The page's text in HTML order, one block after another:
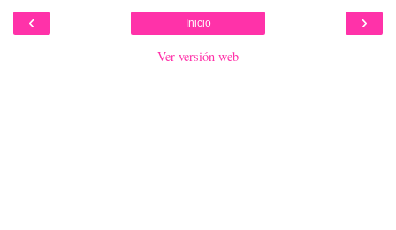
‹ ›
Inicio
Ver versión web